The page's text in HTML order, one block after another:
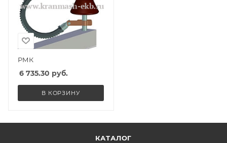
РМК
6 735.30 руб.
В КОРЗИНУ
КАТАЛОГ